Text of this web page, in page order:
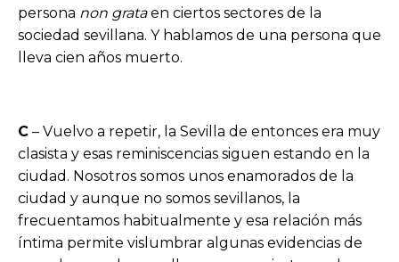
persona non grataen ciertos sectores de la
sociedad sevillana. Y hablamos de una persona que
lleva cien años muerto.
C – Vuelvo a repetir, la Sevilla de entonces era muy
clasista y esas reminiscencias siguen estando en la
ciudad. Nosotros somos unos enamorados de la
ciudad y aunque no somos sevillanos, la
frecuentamos habitualmente y esa relación más
íntima permite vislumbrar algunas evidencias de